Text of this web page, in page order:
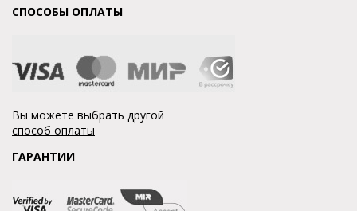
СПОСОБЫ ОПЛАТЫ
Вы можете выбрать другой
способ оплаты
ГАРАНТИИ